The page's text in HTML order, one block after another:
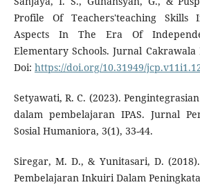
Profile Of Teachers'teaching Skills
Aspects In The Era Of
Elementary Schools. Jurnal Cakrawala
Doi: https://doi.org/10.31949/
Setyawati, R. C. (2023).
dalam pembelajaran IPAS. Jurnal
Sosial Humaniora, 3(1), 33-44.
Siregar, M. D., & Yunitasari, D.
Pembelajaran Inkuiri Dalam